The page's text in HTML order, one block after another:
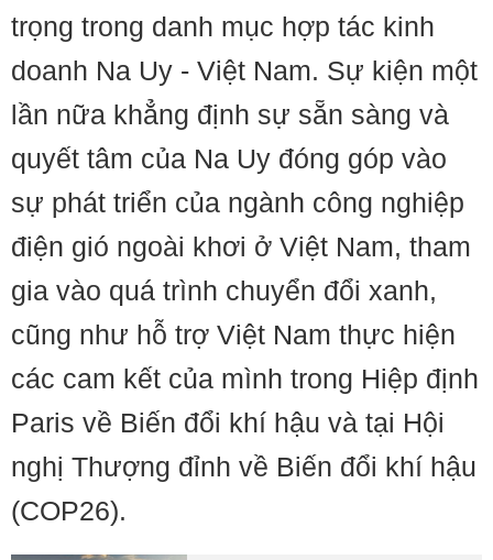
trọng trong danh mục hợp tác kinh
doanh Na Uy - Việt Nam. Sự kiện một
lần nữa khẳng định sự sẵn sàng và
quyết tâm của Na Uy đóng góp vào
sự phát triển của ngành công nghiệp
điện gió ngoài khơi ở Việt Nam, tham
gia vào quá trình chuyển đổi xanh,
cũng như hỗ trợ Việt Nam thực hiện
các cam kết của mình trong Hiệp định
Paris về Biến đổi khí hậu và tại Hội
nghị Thượng đỉnh về Biến đổi khí hậu
(COP26).